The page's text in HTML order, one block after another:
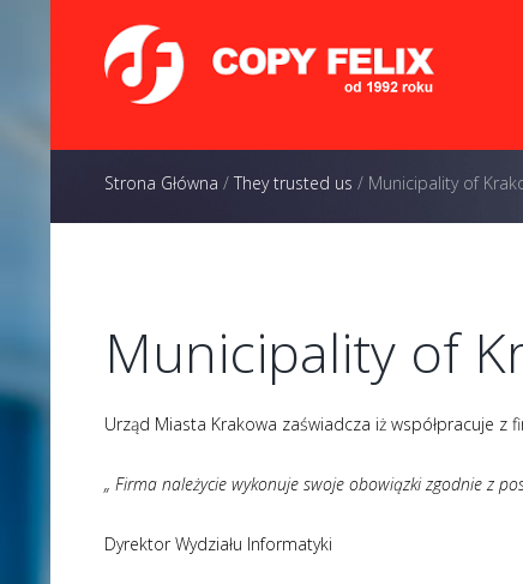
Strona Główna / They trusted us / Municipality of
Municipality of
Urząd Miasta Krakowa zaświadcza iż współpracuje
„ Firma należycie wykonuje swoje obowiązki zgodnie z
Dyrektor Wydziału Informatyki